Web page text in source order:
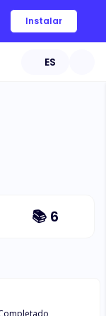
Instalar
ES
📚 6